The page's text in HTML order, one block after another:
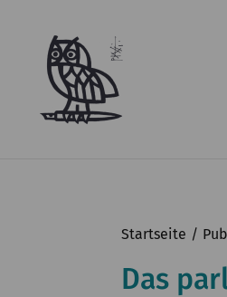
Startseite
Das